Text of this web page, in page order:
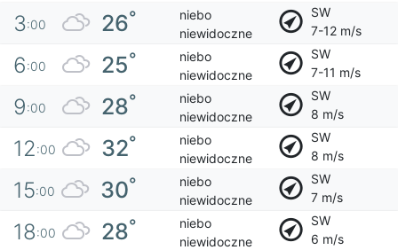
3:00 26°
niebo
niewidoczne
SW
7-12 m/s
6:00 25°
niebo
niewidoczne
SW
7-11 m/s
9:00 28°
niebo
niewidoczne
SW
8 m/s
12:00 32°
niebo
niewidoczne
SW
8 m/s
15:00 30°
niebo
niewidoczne
SW
7 m/s
18:00 28°
niebo
niewidoczne
SW
6 m/s